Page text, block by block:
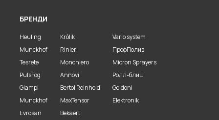
БРЕНДИ
Heuling
Munckhof
Tesrete
PulsFog
Giampi
Munckhof
Evrosan
Królik
Rinieri
Monchiero
Annovi
Bertol Reinhold
MaxTensor
Bekaert
Vario system
ПрофПолив
Micron Sprayers
Ролл-блиц
Goldoni
Elektronik